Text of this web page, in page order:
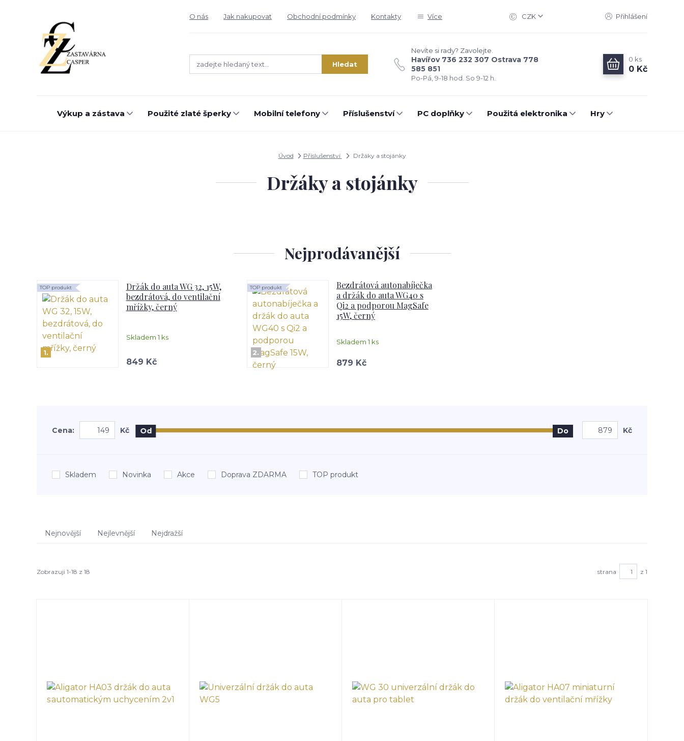
O nás Jak nakupovat Obchodní podmínky Kontakty Více CZK Přihlášení
Hledat
Nevíte si rady? Zavolejte.
Havířov 736 232 307 Ostrava 778
585 851
Po-Pá, 9-18 hod. So 9-12 h.
0 ks
0 Kč
Výkup a zástava Použité zlaté šperky Mobilní telefony Příslušenství PC doplňky Použitá elektronika Hry
Úvod Příslušenství Držáky a stojánky
Držáky a stojánky
Nejprodávanější
1.
Držák do auta WG 32, 15W,
bezdrátová, do ventilační
mřížky, černý
Skladem 1 ks
TOP produkt
849 Kč
2.
Bezdrátová autonabíječka
a držák do auta WG40 s
Qi2 a podporou MagSafe
15W, černý
Skladem 1 ks
TOP produkt
879 Kč
Cena: Kč Od Do Kč
Skladem Novinka Akce Doprava ZDARMA TOP produkt
Nejnovější Nejlevnější Nejdražší
Zobrazuji 1-18 z 18 strana z 1